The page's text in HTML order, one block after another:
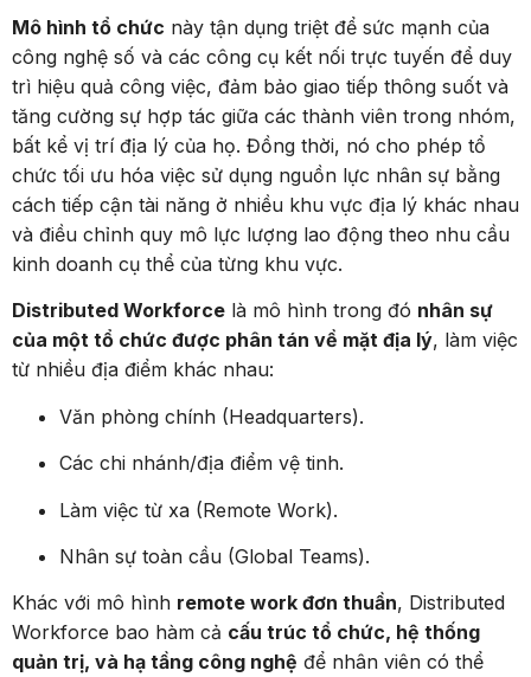
Mô hình tổ chức này tận dụng triệt để sức mạnh của
công nghệ số và các công cụ kết nối trực tuyến để duy
trì hiệu quả công việc, đảm bảo giao tiếp thông suốt và
tăng cường sự hợp tác giữa các thành viên trong nhóm,
bất kể vị trí địa lý của họ. Đồng thời, nó cho phép tổ
chức tối ưu hóa việc sử dụng nguồn lực nhân sự bằng
cách tiếp cận tài năng ở nhiều khu vực địa lý khác nhau
và điều chỉnh quy mô lực lượng lao động theo nhu cầu
kinh doanh cụ thể của từng khu vực.
Distributed Workforce là mô hình trong đó nhân sự
của một tổ chức được phân tán về mặt địa lý, làm việc
từ nhiều địa điểm khác nhau:
Văn phòng chính (Headquarters).
Các chi nhánh/địa điểm vệ tinh.
Làm việc từ xa (Remote Work).
Nhân sự toàn cầu (Global Teams).
Khác với mô hình remote work đơn thuần, Distributed
Workforce bao hàm cả cấu trúc tổ chức, hệ thống
quản trị, và hạ tầng công nghệ để nhân viên có thể